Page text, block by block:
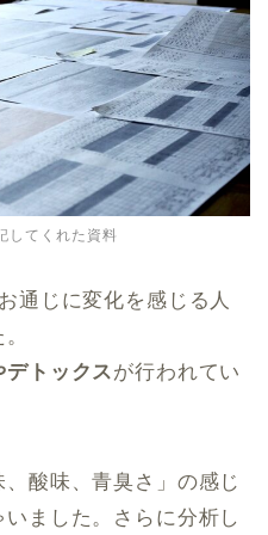
してくれた資料
通じに変化を感じる人
トックス が行われてい
酸味、青臭さ」の感じ
ました。さらに分析し